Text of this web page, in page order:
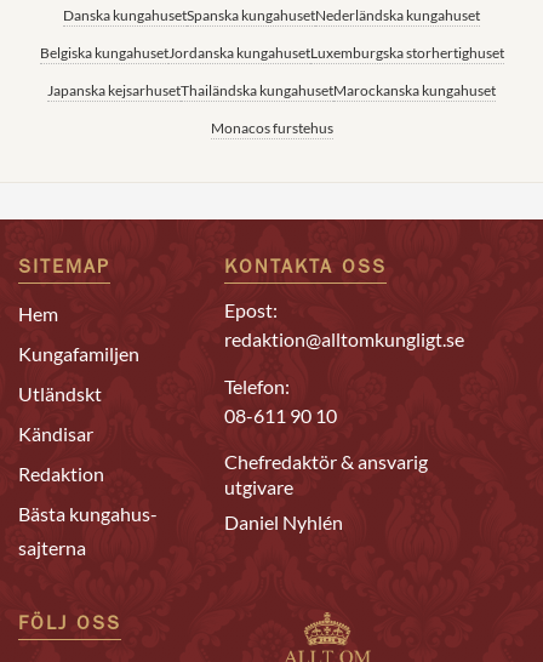
Danska kungahusetSpanska kungahusetNederländska kungahuset
Belgiska kungahusetJordanska kungahusetLuxemburgska storhertighuset
Japanska kejsarhusetThailändska kungahusetMarockanska kungahuset
Monacos furstehus
SITEMAP
Hem
Kungafamiljen
Utländskt
Kändisar
Redaktion
Bästa kungahus-
sajterna
KONTAKTA OSS
Epost:
redaktion@alltomkungligt.se
Telefon:
08-611 90 10
Chefredaktör & ansvarig
utgivare
Daniel Nyhlén
FÖLJ OSS